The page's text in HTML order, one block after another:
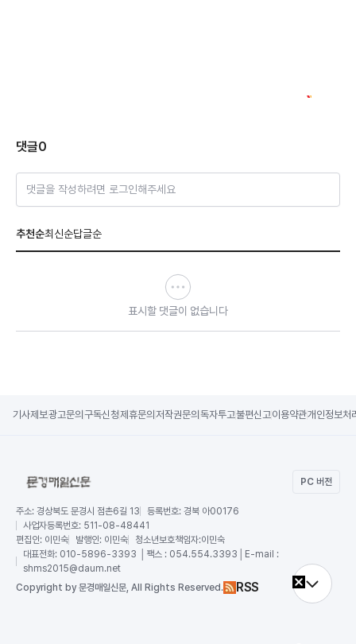
댓글0
댓글을 작성하려면 로그인해주세요
추천순최신순답글순
표시할 댓글이 없습니다
기사제보광고문의 구독신청제휴문의 저작권문의 독자투고불편신고이용약관개인정보처
PC 버전
주소: 경상북도 문경시 점촌6길 13 등록번호: 경북 아00176
사업자등록번호: 511-08-48441
편집인: 이민숙 발행인: 이민숙 청소년보호책임자:이민숙
대표전화: 010-5896-3393 │팩스 : 054.554.3393│E-mail :
shms2015@daum.net
Copyright by 문경매일신문, All Rights Reserved. RSS